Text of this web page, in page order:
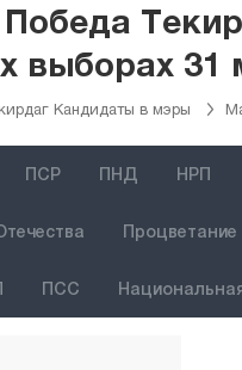
выборах 31
Кандидаты в мэры
ПСР ПНД НРП
Процветание
ПСС